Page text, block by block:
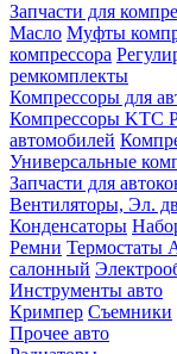
Запчасти для
Масло Муфты
компрессора
ремкомплекты
Компрессоры для
Компрессоры KTC
автомобилей
Универсальные
Запчасти для
Вентиляторы, Эл.
Конденсаторы
Ремни Термостаты
салонный
Инструменты авто
Кримпер Съемники
Прочее авто